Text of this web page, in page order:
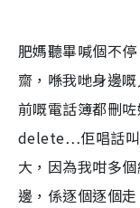
肥媽聽畢喊個不
齋，喺我哋身邊
前嘅電話簿都刪
delete…佢唱話叫
大，因為我咁多
邊，係逐個逐個